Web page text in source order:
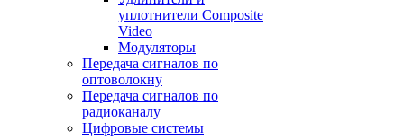
уплотнители Сomposite
Video
Модуляторы
Передача сигналов по
оптоволокну
Передача сигналов по
радиоканалу
Цифровые системы